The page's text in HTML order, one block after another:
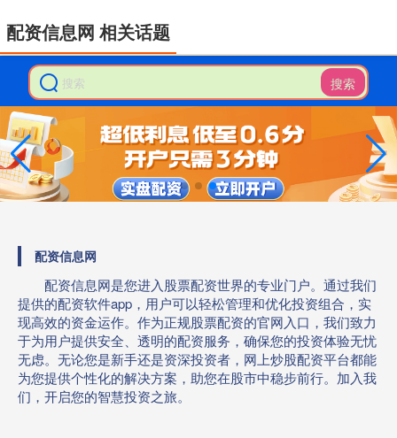
搜索
配资信息网
配资信息网是您进入股票配资世界的专业门户。通过我们
提供的配资软件app，用户可以轻松管理和优化投资组合，实
现高效的资金运作。作为正规股票配资的官网入口，我们致力
于为用户提供安全、透明的配资服务，确保您的投资体验无忧
无虑。无论您是新手还是资深投资者，网上炒股配资平台都能
为您提供个性化的解决方案，助您在股市中稳步前行。加入我
们，开启您的智慧投资之旅。
配资信息网 相关话题